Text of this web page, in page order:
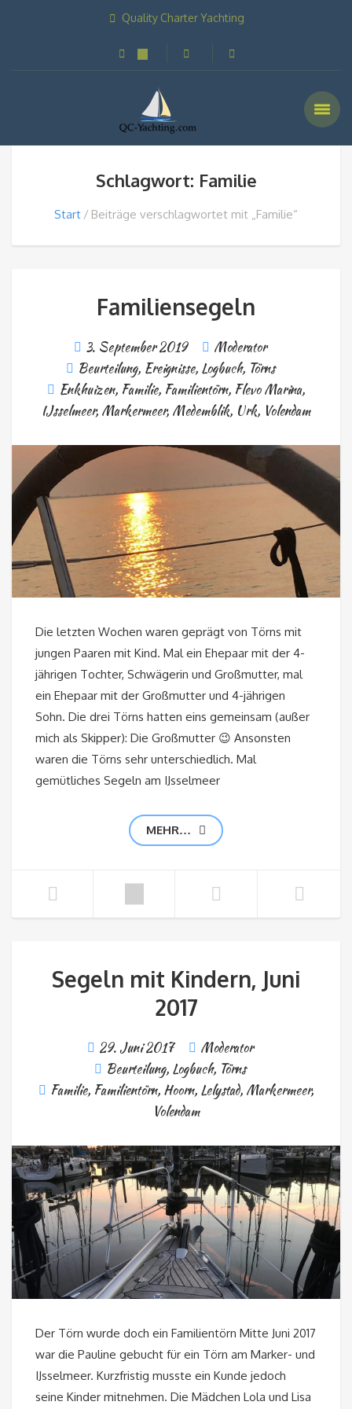
Quality Charter Yachting
Schlagwort: Familie
Start Beiträge verschlagwortet mit „Familie“
Familiensegeln
3. September 2019
Moderator
Beurteilung, Ereignisse, Logbuch, Törns
Enkhuizen, Familie, Familientörn, Flevo Marina,
IJsselmeer, Markermeer, Medemblik, Urk, Volendam
Die letzten Wochen waren geprägt von Törns mit
jungen Paaren mit Kind. Mal ein Ehepaar mit der 4-
jährigen Tochter, Schwägerin und Großmutter, mal
ein Ehepaar mit der Großmutter und 4-jährigen
Sohn. Die drei Törns hatten eins gemeinsam (außer
mich als Skipper): Die Großmutter 😉 Ansonsten
waren die Törns sehr unterschiedlich. Mal
gemütliches Segeln am IJsselmeer
MEHR…
Segeln mit Kindern, Juni
2017
29. Juni 2017
Moderator
Beurteilung, Logbuch, Törns
Familie, Familientörn, Hoorn, Lelystad, Markermeer,
Volendam
Der Törn wurde doch ein Familientörn Mitte Juni 2017
war die Pauline gebucht für ein Törn am Marker- und
IJsselmeer. Kurzfristig musste ein Kunde jedoch
seine Kinder mitnehmen. Die Mädchen Lola und Lisa